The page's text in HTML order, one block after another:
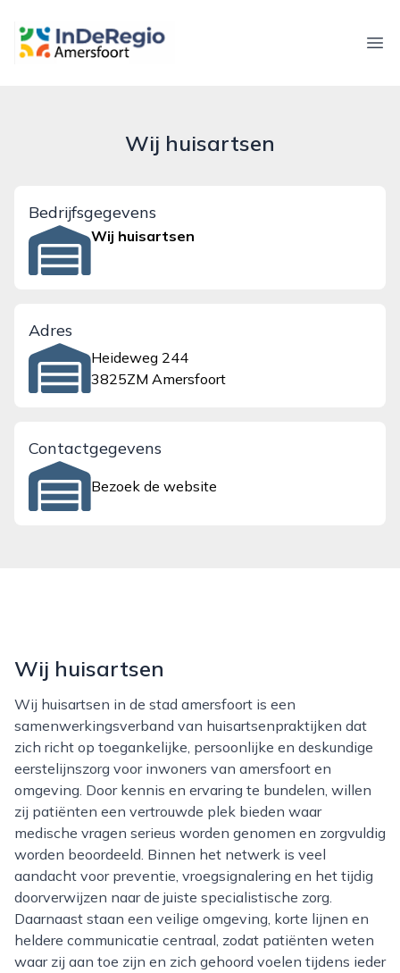
inderegioamersfoort.nl
Wij huisartsen
Bedrijfsgegevens
Wij huisartsen
Adres
Heideweg 244
3825ZM Amersfoort
Contactgegevens
Bezoek de website
Wij huisartsen
Wij huisartsen in de stad amersfoort is een
samenwerkingsverband van huisartsenpraktijken dat
zich richt op toegankelijke, persoonlijke en deskundige
eerstelijnszorg voor inwoners van amersfoort en
omgeving. Door kennis en ervaring te bundelen, willen
zij patiënten een vertrouwde plek bieden waar
medische vragen serieus worden genomen en zorgvuldig
worden beoordeeld. Binnen het netwerk is veel
aandacht voor preventie, vroegsignalering en het tijdig
doorverwijzen naar de juiste specialistische zorg.
Daarnaast staan een veilige omgeving, korte lijnen en
heldere communicatie centraal, zodat patiënten weten
waar zij aan toe zijn en zich gehoord voelen tijdens ieder